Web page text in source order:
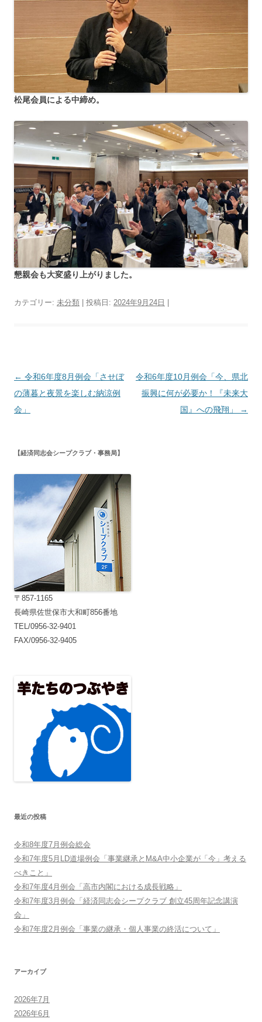
松尾会員による中締め。
懇親会も大変盛り上がりました。
カテゴリー: 未分類 | 投稿日: 2024年9月24日
投
稿
ナ
ー
シ
ョ
ン
← 令和6年度8月例会「させぼ
の薄暮と夜景を楽しむ納涼例
会」
令和6年度10月例会「今、県北
振興に何が必要か！『未来大
国』への飛翔」
→
【経済同志会シープクラブ・事務局】
〒857-1165
長崎県佐世保市大和町856番地
TEL/0956-32-9401
FAX/0956-32-9405
最近の投稿
令和8年度7月例会総会
令和7年度5月LD道場例会「事業継承とM&A中小企業が「今」考える
べきこと」
令和7年度4月例会「高市内閣における成長戦略」
令和7年度3月例会「経済同志会シープクラブ 創立45周年記念講演
会」
令和7年度2月例会「事業の継承・個人事業の終活について」
アーカイブ
2026年7月
2026年6月